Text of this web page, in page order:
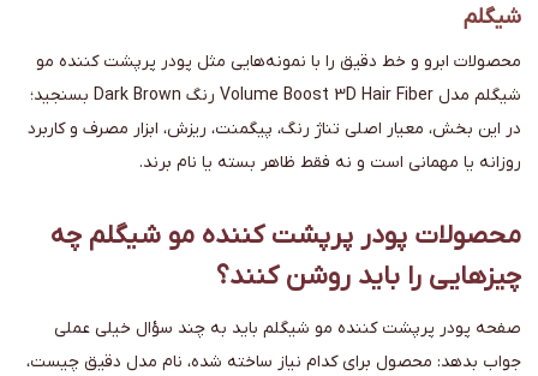
شیگلم
محصولات ابرو و خط دقیق را با نمونه‌هایی مثل پودر پرپشت کننده مو
شیگلم مدل Volume Boost 3D Hair Fiber رنگ Dark Brown بسنجید؛
در این بخش، معیار اصلی تناژ رنگ، پیگمنت، ریزش، ابزار مصرف و کاربرد
روزانه یا مهمانی است و نه فقط ظاهر بسته یا نام برند.
محصولات پودر پرپشت کننده مو شیگلم چه
چیزهایی را باید روشن کنند؟
صفحه پودر پرپشت کننده مو شیگلم باید به چند سؤال خیلی عملی
جواب بدهد: محصول برای کدام نیاز ساخته شده، نام مدل دقیق چیست،